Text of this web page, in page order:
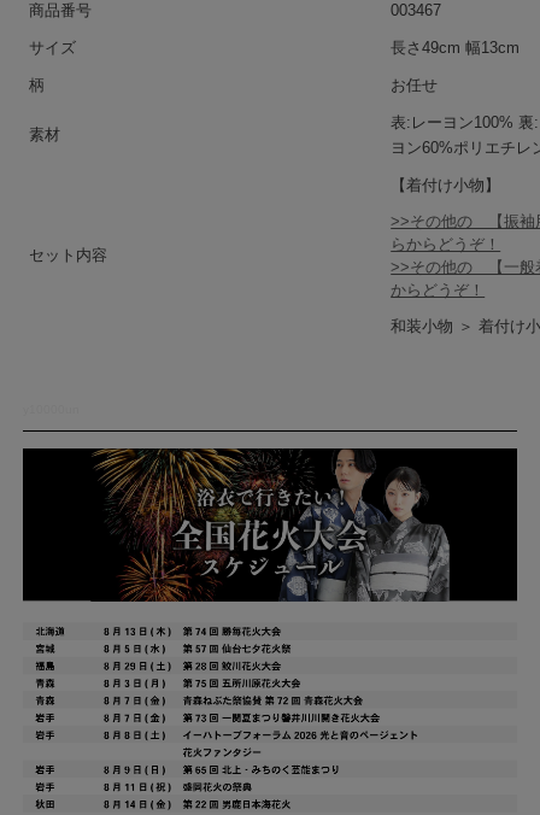
商品番号 003467
サイズ 長さ49cm 幅13cm
柄 お任せ
素材
表:レーヨン100%
ヨン60%ポリエチレ
【着付け小物】
セット内容
>>その他の 【振袖
らからどうぞ！
>>その他の 【一般
からどうぞ！
和装小物 ＞ 着付け